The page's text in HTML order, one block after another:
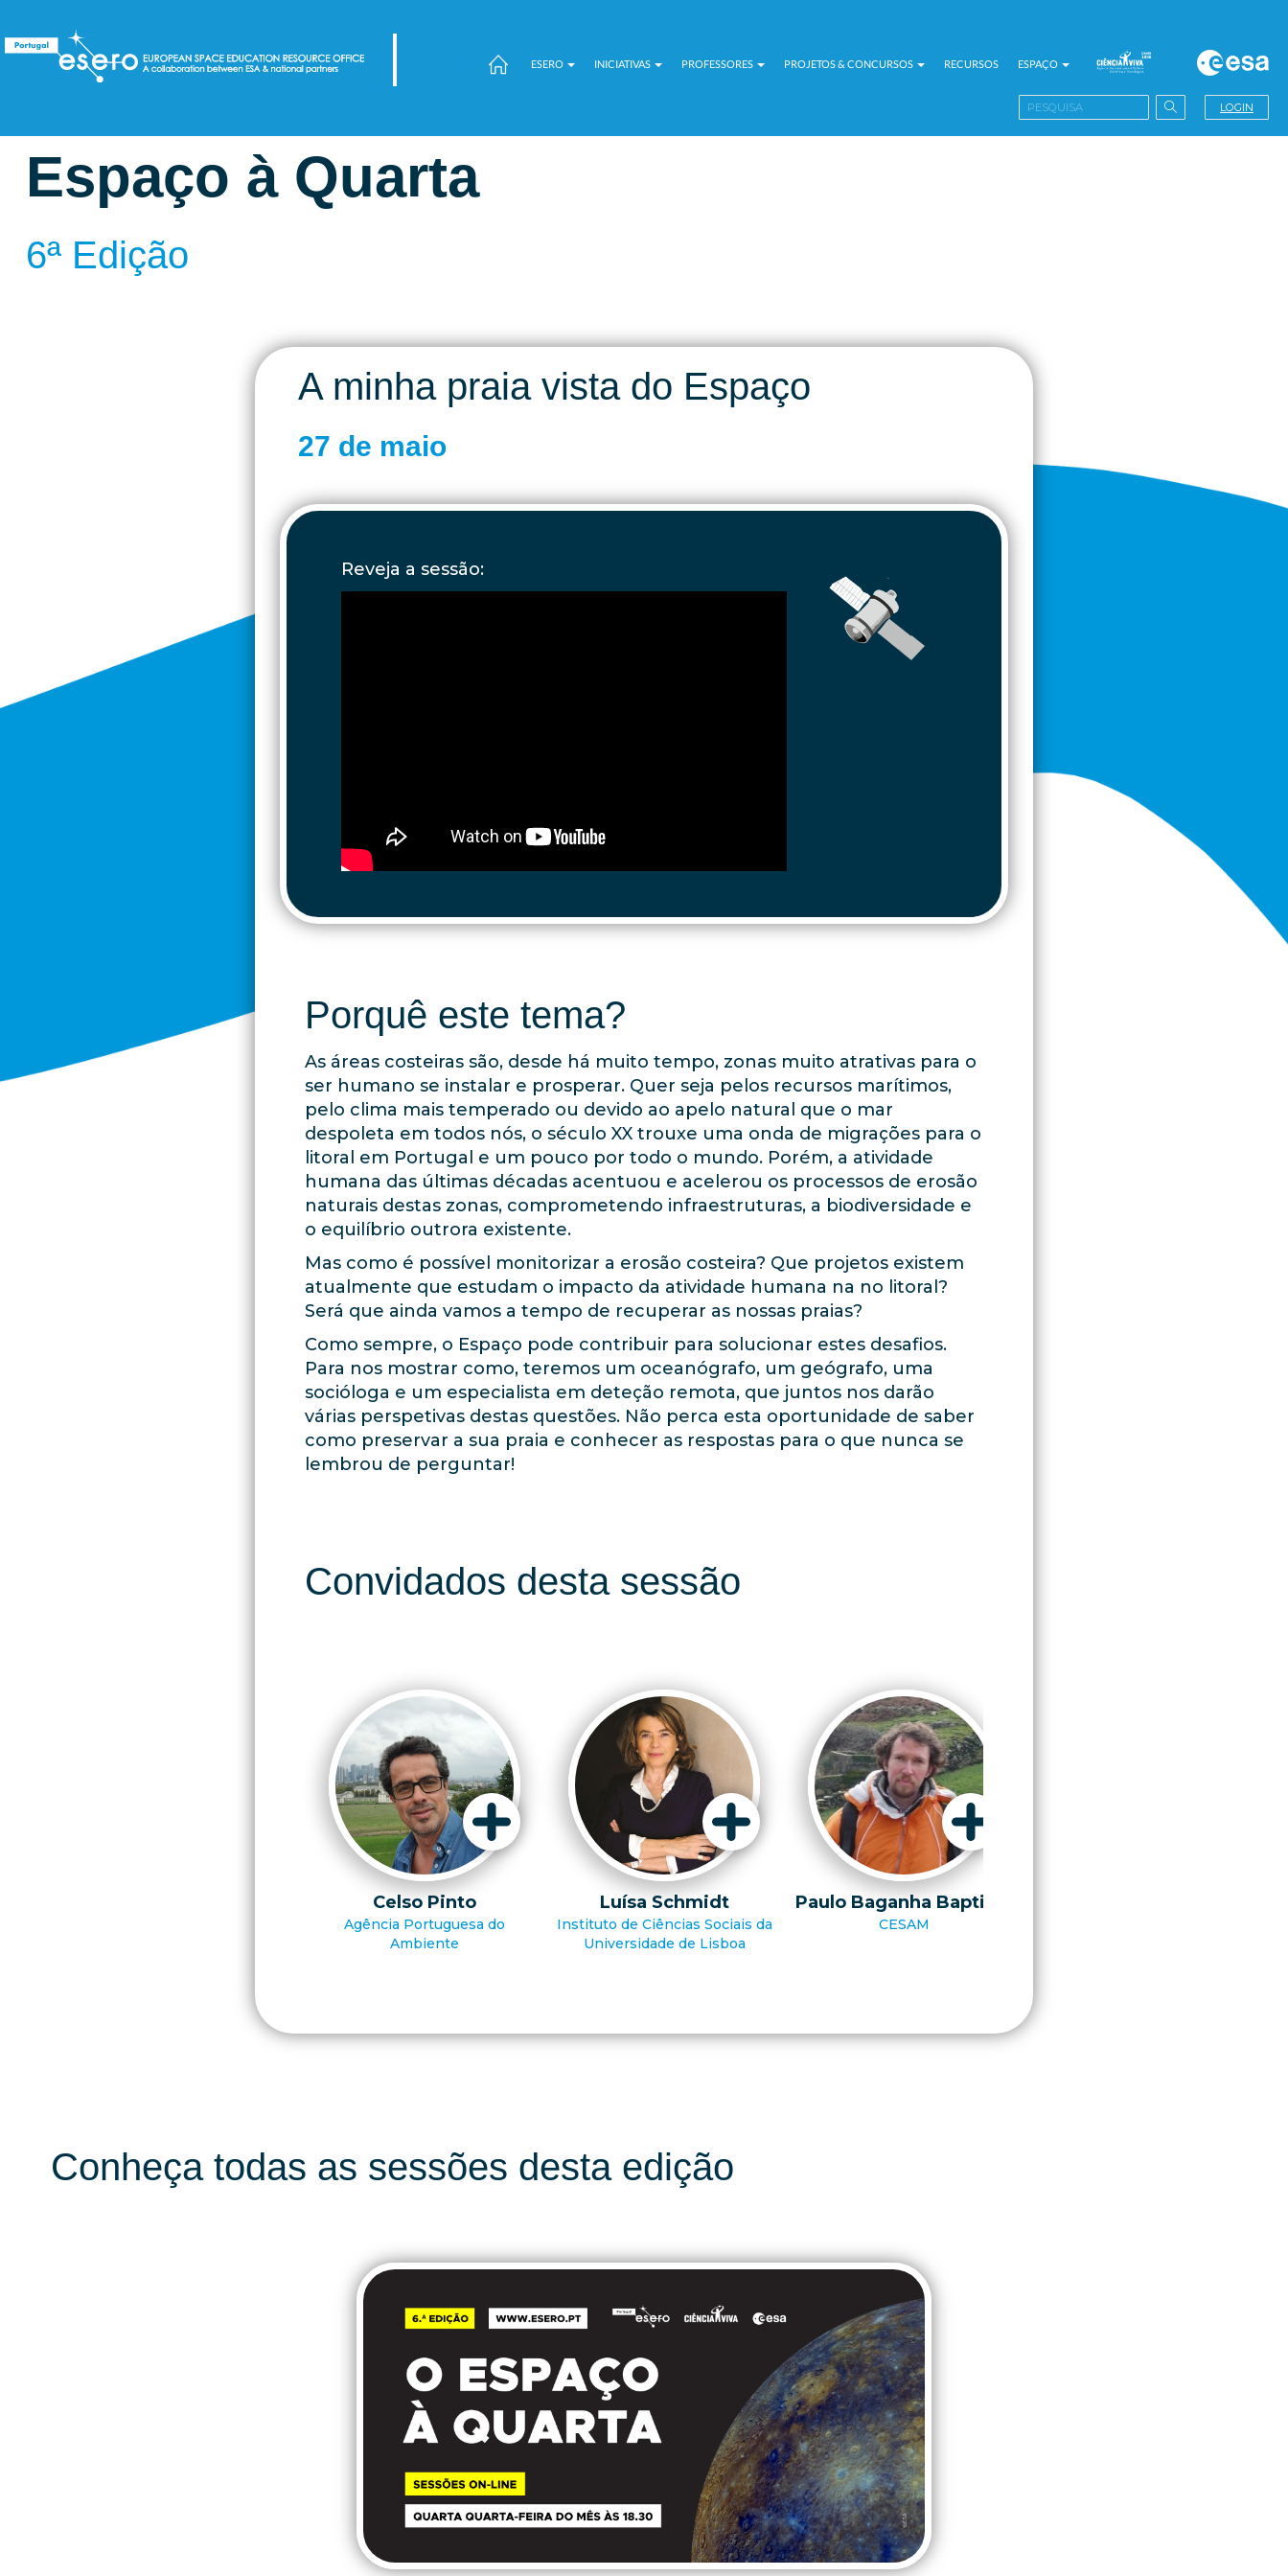
ESERO INICIATIVAS PROFESSORES PROJETOS & CONCURSOS RECURSOS ESPAÇO
LOGIN
Espaço à Quarta
6ª Edição
A minha praia vista do Espaço
27 de maio
Reveja a sessão:
frameborder="0" allow="accelerometer; autoplay;
clipboard-write; encrypted-media; gyroscope; picture-in-
picture; web-share" referrerpolicy="strict-origin-when-
6cb1">
Porquê este tema?
As áreas costeiras são, desde há muito tempo, zonas muito atrativas para o
ser humano se instalar e prosperar. Quer seja pelos recursos marítimos,
pelo clima mais temperado ou devido ao apelo natural que o mar
despoleta em todos nós, o século XX trouxe uma onda de migrações para o
litoral em Portugal e um pouco por todo o mundo. Porém, a atividade
humana das últimas décadas acentuou e acelerou os processos de erosão
naturais destas zonas, comprometendo infraestruturas, a biodiversidade e
o equilíbrio outrora existente.
Mas como é possível monitorizar a erosão costeira? Que projetos existem
atualmente que estudam o impacto da atividade humana na no litoral?
Será que ainda vamos a tempo de recuperar as nossas praias?
Como sempre, o Espaço pode contribuir para solucionar estes desafios.
Para nos mostrar como, teremos um oceanógrafo, um geógrafo, uma
socióloga e um especialista em deteção remota, que juntos nos darão
várias perspetivas destas questões. Não perca esta oportunidade de saber
como preservar a sua praia e conhecer as respostas para o que nunca se
lembrou de perguntar!
Convidados desta sessão
Celso Pinto
Agência Portuguesa do
Ambiente
Luísa Schmidt
Instituto de Ciências Sociais da
Universidade de Lisboa
Paulo Baganha Baptista
CESAM
Conheça todas as sessões desta edição